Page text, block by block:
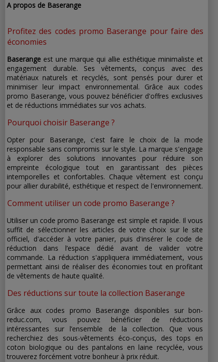
A propos de Baserange
Profitez des codes promo Baserange pour faire des
économies
Baserange est une marque qui allie esthétique minimaliste et
engagement durable. Ses vêtements, conçus avec des
matériaux naturels et recyclés, sont pensés pour durer et
minimiser leur impact environnemental. Grâce aux codes
promo Baserange, vous pouvez bénéficier d'offres exclusives
et de réductions immédiates sur vos achats.
Pourquoi choisir Baserange ?
Opter pour Baserange, c'est faire le choix de la mode
responsable sans compromis sur le style. La marque s'engage
à explorer des solutions innovantes pour réduire son
empreinte écologique tout en garantissant des pièces
intemporelles et confortables. Chaque vêtement est conçu
pour allier durabilité, esthétique et respect de l'environnement.
Comment utiliser un code promo Baserange ?
Utiliser un code promo Baserange est simple et rapide. Il vous
suffit de sélectionner les articles de votre choix sur le site
officiel, d'accéder à votre panier, puis d'insérer le code de
réduction dans l’espace dédié avant de valider votre
commande. La réduction s'appliquera immédiatement, vous
permettant ainsi de réaliser des économies tout en profitant
de vêtements de haute qualité.
Des réductions sur toute la collection Baserange
Grâce aux codes promo Baserange disponibles sur bon-
reduc.com, vous pouvez bénéficier de réductions
intéressantes sur l’ensemble de la collection. Que vous
recherchiez des sous-vêtements éco-conçus, des tops en
coton biologique ou des pantalons en laine recyclée, vous
trouverez forcément votre bonheur à prix réduit.